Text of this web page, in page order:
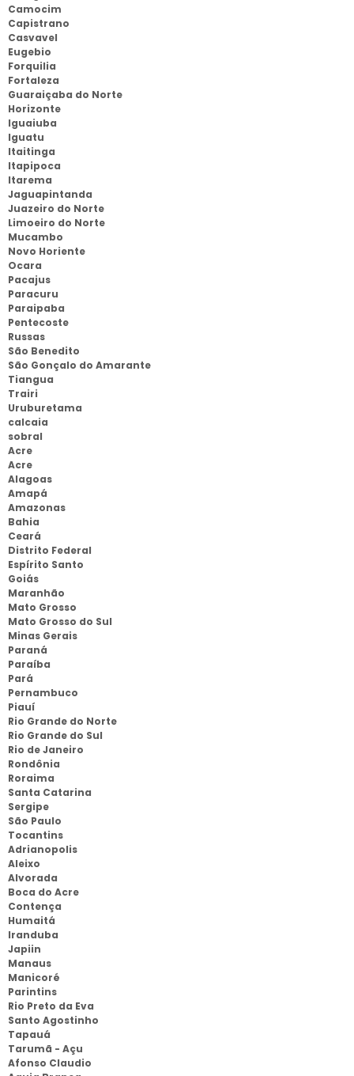
Camocim
Capistrano
Casvavel
Eugebio
Forquilia
Fortaleza
Guaraiçaba do Norte
Horizonte
Iguaiuba
Iguatu
Itaitinga
Itapipoca
Itarema
Jaguapintanda
Juazeiro do Norte
Limoeiro do Norte
Mucambo
Novo Horiente
Ocara
Pacajus
Paracuru
Paraipaba
Pentecoste
Russas
São Benedito
São Gonçalo do Amarante
Tiangua
Trairi
Uruburetama
calcaia
sobral
Acre
Acre
Alagoas
Amapá
Amazonas
Bahia
Ceará
Distrito Federal
Espírito Santo
Goiás
Maranhão
Mato Grosso
Mato Grosso do Sul
Minas Gerais
Paraná
Paraíba
Pará
Pernambuco
Piauí
Rio Grande do Norte
Rio Grande do Sul
Rio de Janeiro
Rondônia
Roraima
Santa Catarina
Sergipe
São Paulo
Tocantins
Adrianopolis
Aleixo
Alvorada
Boca do Acre
Contença
Humaitá
Iranduba
Japiin
Manaus
Manicoré
Parintins
Rio Preto da Eva
Santo Agostinho
Tapauá
Tarumã - Açu
Afonso Claudio